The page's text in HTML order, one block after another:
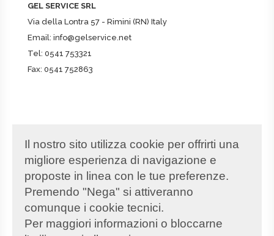
GEL SERVICE SRL
Via della Lontra 57 - Rimini (RN) Italy
Email: info@gelservice.net
Tel: 0541 753321
Fax: 0541 752863
Partita IVA02347220408
REARN-259251
PECgelservice@pec.it
Capitale Sociale€100.000,00
Il nostro sito utilizza cookie per offrirti una
migliore esperienza di navigazione e
proposte in linea con le tue preferenze.
Premendo "Nega" si attiveranno
comunque i cookie tecnici.
Per maggiori informazioni o bloccarne